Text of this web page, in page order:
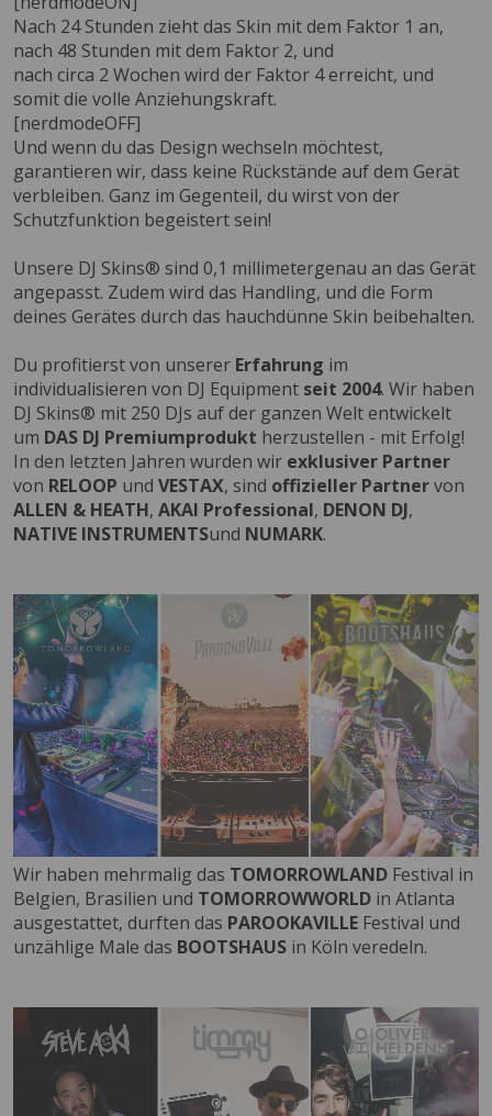
Nach 24 Stunden zieht das Skin mit dem Faktor 1 an,
nach 48 Stunden mit dem Faktor 2, und
nach circa 2 Wochen wird der Faktor 4 erreicht, und
somit die volle Anziehungskraft.
[nerdmodeOFF]
Und wenn du das Design wechseln möchtest,
garantieren wir, dass keine Rückstände auf dem Gerät
verbleiben. Ganz im Gegenteil, du wirst von der
Schutzfunktion begeistert sein!
Unsere DJ Skins® sind 0,1 millimetergenau an das Gerät
angepasst. Zudem wird das Handling, und die Form
deines Gerätes durch das hauchdünne Skin beibehalten.
Du profitierst von unserer Erfahrung im
individualisieren von DJ Equipment seit 2004. Wir haben
DJ Skins® mit 250 DJs auf der ganzen Welt entwickelt
um DAS DJ Premiumprodukt herzustellen - mit Erfolg!
In den letzten Jahren wurden wir exklusiver Partner
von RELOOP und VESTAX, sind offizieller Partnervon
ALLEN & HEATH, AKAI Professional, DENON DJ,
NATIVE INSTRUMENTSund NUMARK.
Wir haben mehrmalig das TOMORROWLAND Festival in
Belgien, Brasilien und TOMORROWWORLD in Atlanta
ausgestattet, durften das PAROOKAVILLE Festival und
unzählige Male das BOOTSHAUS in Köln veredeln.